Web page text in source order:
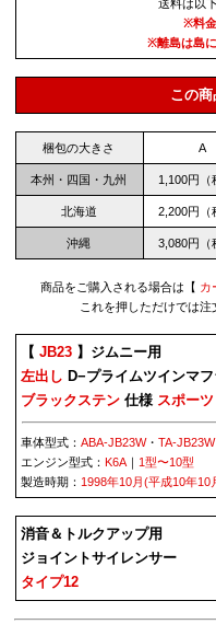
送料は以
※料
※離島は島
この
梱包の大きさ A
本州・四国・九州 1,100円（
北海道 2,200円（
沖縄 3,080円（
商品をご購入される場合は【 カ
これを押しただけでは
【JB23 】ジムニー用
左出し D−プライムツインマ
ブラックステン 仕様 スポーツ
車体型式：ABA-JB23W・TA-JB23W
エンジン型式：K6A ｜ 1型〜10型
製造時期： 1998年10月(平成10年10
消音＆トルクアップ用
ジョイントサイレンサー
タイプ12